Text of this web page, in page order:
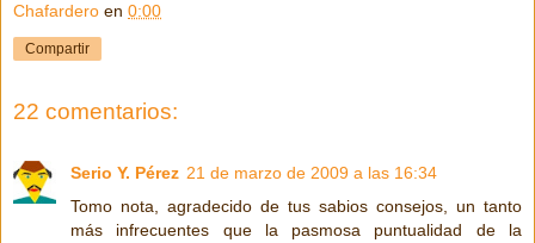
Chafardero en 0:00
Compartir
22 comentarios:
Serio Y. Pérez 21 de marzo de 2009 a las 16:34
Tomo nota, agradecido de tus sabios consejos, un tanto
más infrecuentes que la pasmosa puntualidad de la